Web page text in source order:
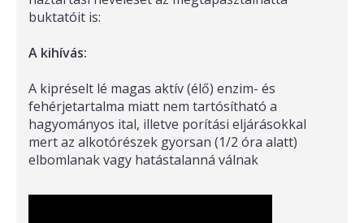
buktatóit is:
A kihívás:
A kipréselt lé magas aktív (élő) enzim- és
fehérjetartalma miatt nem tartósítható a
hagyományos ital, illetve porítási eljárásokkal
mert az alkotórészek gyorsan (1/2 óra alatt)
elbomlanak vagy hatástalanná válnak